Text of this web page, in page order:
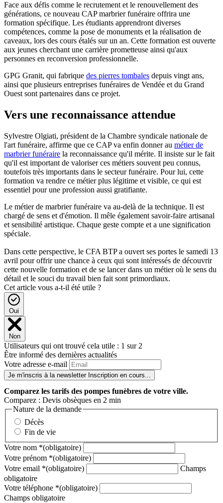
Face aux défis comme le recrutement et le renouvellement des
générations, ce nouveau CAP marbrier funéraire offrira une
formation spécifique. Les étudiants apprendront diverses
compétences, comme la pose de monuments et la réalisation de
caveaux, lors des cours étalés sur un an. Cette formation est ouverte
aux jeunes cherchant une carrière prometteuse ainsi qu'aux
personnes en reconversion professionnelle.
GPG Granit, qui fabrique des pierres tombales depuis vingt ans,
ainsi que plusieurs entreprises funéraires de Vendée et du Grand
Ouest sont partenaires dans ce projet.
Vers une reconnaissance attendue
Sylvestre Olgiati, président de la Chambre syndicale nationale de
l'art funéraire, affirme que ce CAP va enfin donner au métier de
marbrier funéraire la reconnaissance qu'il mérite. Il insiste sur le fait
qu'il est important de valoriser ces métiers souvent peu connus,
toutefois très importants dans le secteur funéraire. Pour lui, cette
formation va rendre ce métier plus légitime et visible, ce qui est
essentiel pour une profession aussi gratifiante.
Le métier de marbrier funéraire va au-delà de la technique. Il est
chargé de sens et d'émotion. Il mêle également savoir-faire artisanal
et sensibilité artistique. Chaque geste compte et a une signification
spéciale.
Dans cette perspective, le CFA BTP a ouvert ses portes le samedi 13
avril pour offrir une chance à ceux qui sont intéressés de découvrir
cette nouvelle formation et de se lancer dans un métier où le sens du
détail et le souci du travail bien fait sont primordiaux.
Cet article vous a-t-il été utile ?
Oui
Non
Utilisateurs qui ont trouvé cela utile : 1 sur 2
Être informé des dernières actualités
Votre adresse e-mail
Je m'inscris à la newsletter Inscription en cours...
Comparez les tarifs des pompes funèbres de votre ville.
Comparez : Devis obsèques en 2 min
Nature de la demande
Décès
Fin de vie
Votre nom *(obligatoire)
Votre prénom *(obligatoire)
Votre email *(obligatoire)
Champs
obligatoire
Votre téléphone *(obligatoire)
Champs obligatoire